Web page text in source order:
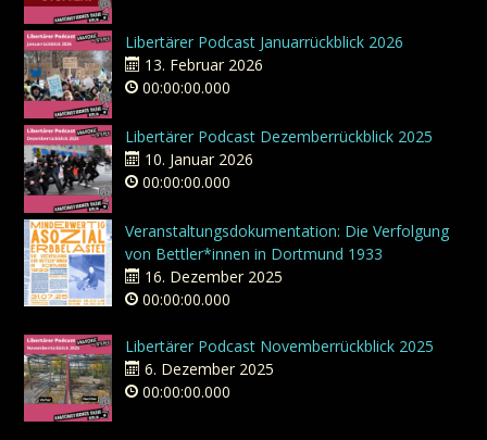
Libertärer Podcast Januarrückblick 2026
13. Februar 2026
00:00:00.000
Libertärer Podcast Dezemberrückblick 2025
10. Januar 2026
00:00:00.000
Veranstaltungsdokumentation: Die Verfolgung
von Bettler*innen in Dortmund 1933
16. Dezember 2025
00:00:00.000
Libertärer Podcast Novemberrückblick 2025
6. Dezember 2025
00:00:00.000